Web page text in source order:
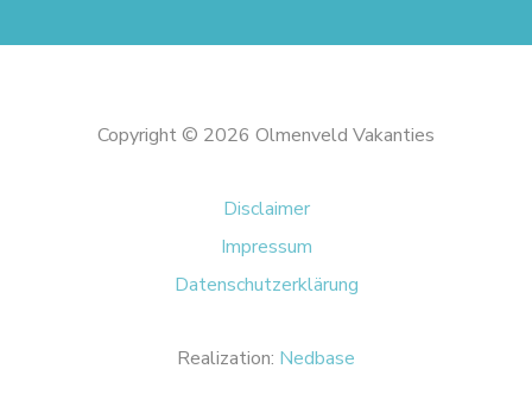
Copyright © 2026 Olmenveld Vakanties
Disclaimer
Impressum
Datenschutzerklärung
Realization: Nedbase